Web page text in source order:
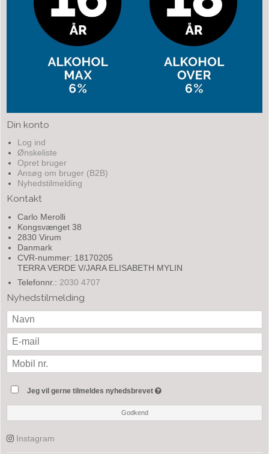
Din konto
Log ind
Ønskeliste
Opret bruger
Ansøg om bruger (B2B)
Nyhedstilmelding
Kontakt
Carlo Merolli
Kongsvænget 38
2830 Virum
Danmark
CVR-nummer: 18170205
TERRA VERDE V/JARA ELISABETH MYLIN
Telefonnr.: 2030 4707
Nyhedstilmelding
Jeg vil gerne tilmeldes nyhedsbrevet
Godkend
Instagram